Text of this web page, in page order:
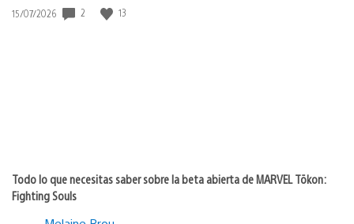
Fecha
15/07/2026 2 13
Todo lo que necesitas saber sobre la beta abierta de MARVEL Tōkon:
Fighting Souls